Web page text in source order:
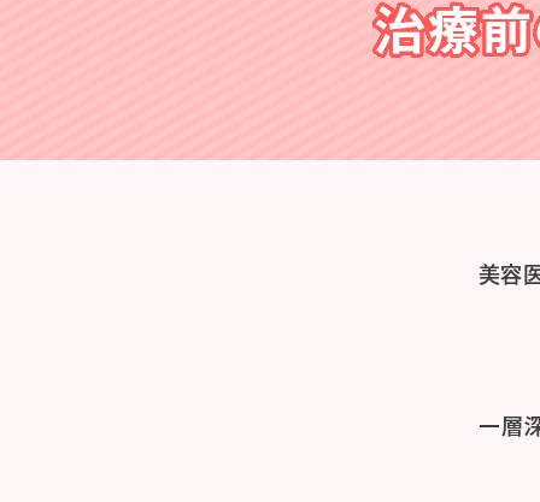
治療
美容
一層